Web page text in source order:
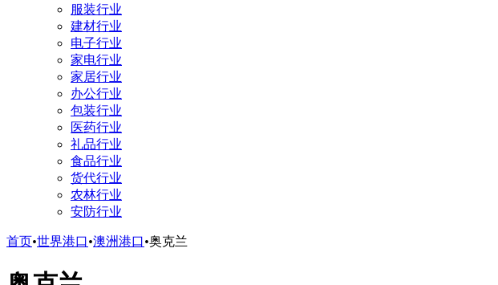
服装行业
建材行业
电子行业
家电行业
家居行业
办公行业
包装行业
医药行业
礼品行业
食品行业
货代行业
农林行业
安防行业
首页•世界港口•澳洲港口•奥克兰